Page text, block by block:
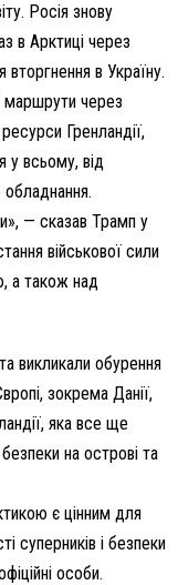
Росія знову
в Арктиці через
вторгнення в Україну.
маршрути через
Гренландії,
у всьому, від
обладнання.
— сказав Трамп у
військової сили
а також над
викликали обурення
зокрема Данії,
яка все ще
на острові та
є цінним для
суперників і безпеки
особи.